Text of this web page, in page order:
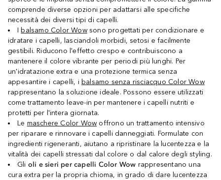
comprende diverse opzioni per adattarsi alle specifiche
necessità dei diversi tipi di capelli.
I balsamo Color Wowsono progettati per condizionare e
idratare i capelli, lasciandoli morbidi, setosi e facilmente
gestibili. Riducono l'effetto crespo e contribuiscono a
mantenere il colore vibrante per periodi più lunghi. Per
un'idratazione extra e una protezione termica senza
appesantire i capelli, i balsamo senza risciacquo Color Wow
rappresentano la soluzione ideale. Possono essere utilizzati
come trattamento leave-in per mantenere i capelli nutriti e
protetti per l'intera giornata.
Le maschere Color Wow offrono un trattamento intensivo
per riparare e rinnovare i capelli danneggiati. Formulate con
ingredienti rigeneranti, aiutano a ripristinare la lucentezza e la
vitalità dei capelli stressati dal colore o dal calore degli styling.
Gli oli e sieri per capelli Color Wow rappresentano una
cura extra per la propria chioma, in grado di dare lucentezza